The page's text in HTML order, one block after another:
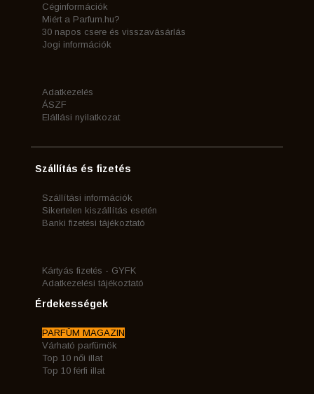
Céginformációk
Miért a Parfum.hu?
30 napos csere és visszavásárlás
Jogi információk
Adatkezelés
ÁSZF
Elállási nyilatkozat
Szállítás és fizetés
Szállítási információk
Sikertelen kiszállítás esetén
Banki fizetési tájékoztató
Kártyás fizetés - GYFK
Adatkezelési tájékoztató
Érdekességek
PARFÜM MAGAZIN
Várható parfümök
Top 10 női illat
Top 10 férfi illat